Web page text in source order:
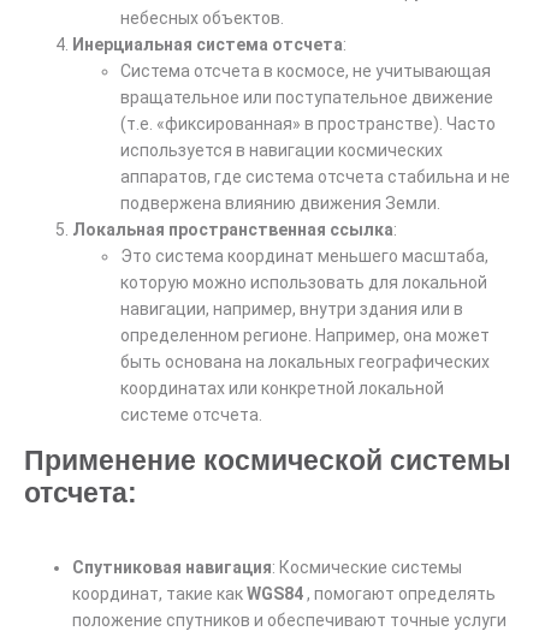
небесных объектов.
Инерциальная система отсчета:
Система отсчета в космосе, не учитывающая
вращательное или поступательное движение
(т.е. «фиксированная» в пространстве). Часто
используется в навигации космических
аппаратов, где система отсчета стабильна и не
подвержена влиянию движения Земли.
Локальная пространственная ссылка:
Это система координат меньшего масштаба,
которую можно использовать для локальной
навигации, например, внутри здания или в
определенном регионе. Например, она может
быть основана на локальных географических
координатах или конкретной локальной
системе отсчета.
Применение космической системы
отсчета:
Спутниковая навигация: Космические системы
координат, такие какWGS84, помогают определять
положение спутников и обеспечивают точные услуги